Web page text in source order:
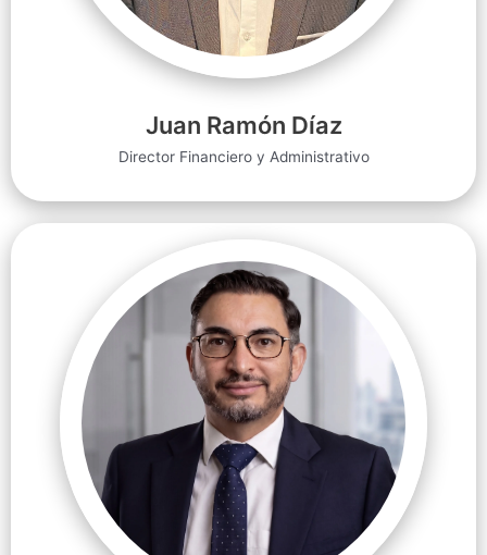
Juan Ramón Díaz
Director Financiero y Administrativo